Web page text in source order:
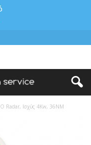
Radar, Ισχύς 4Kw, 36NM